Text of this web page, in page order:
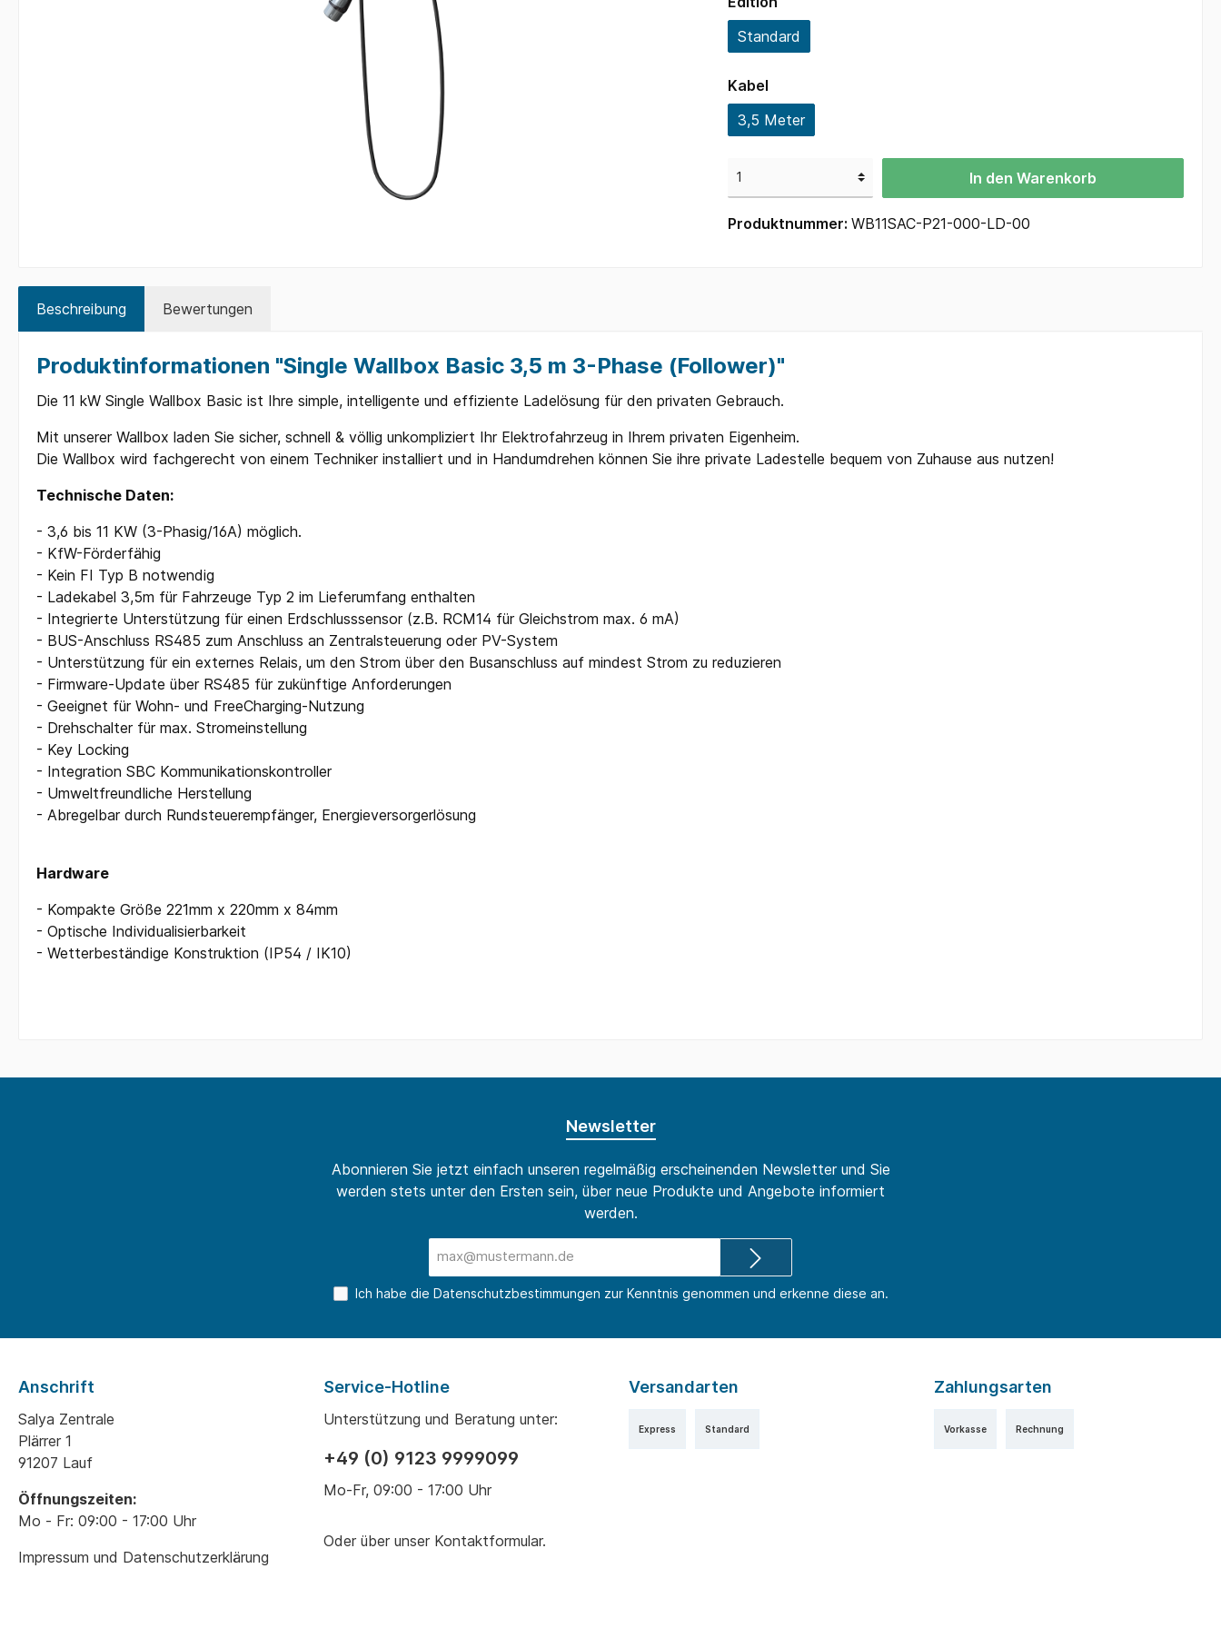
Standard
Kabel
3,5 Meter
In den Warenkorb
Produktnummer: WB11SAC-P21-000-LD-00
Beschreibung Bewertungen
Produktinformationen "Single Wallbox Basic 3,5 m 3-Phase (Follower)"
Die 11 kW Single Wallbox Basic ist Ihre simple, intelligente und effiziente Ladelösung für den privaten Gebrauch.
Mit unserer Wallbox laden Sie sicher, schnell & völlig unkompliziert Ihr Elektrofahrzeug in Ihrem privaten Eigenheim.
Die Wallbox wird fachgerecht von einem Techniker installiert und in Handumdrehen können Sie ihre private Ladestelle bequem von Zuhause aus nutzen!
Technische Daten:
- 3,6 bis 11 KW (3-Phasig/16A) möglich.
- KfW-Förderfähig
- Kein FI Typ B notwendig
- Ladekabel 3,5m für Fahrzeuge Typ 2 im Lieferumfang enthalten
- Integrierte Unterstützung für einen Erdschlusssensor (z.B. RCM14 für Gleichstrom max. 6 mA)
- BUS-Anschluss RS485 zum Anschluss an Zentralsteuerung oder PV-System
- Unterstützung für ein externes Relais, um den Strom über den Busanschluss auf mindest Strom zu reduzieren
- Firmware-Update über RS485 für zukünftige Anforderungen
- Geeignet für Wohn- und FreeCharging-Nutzung
- Drehschalter für max. Stromeinstellung
- Key Locking
- Integration SBC Kommunikationskontroller
- Umweltfreundliche Herstellung
- Abregelbar durch Rundsteuerempfänger, Energieversorgerlösung
Hardware
- Kompakte Größe 221mm x 220mm x 84mm
- Optische Individualisierbarkeit
- Wetterbeständige Konstruktion (IP54 / IK10)
Newsletter
Abonnieren Sie jetzt einfach unseren regelmäßig erscheinenden Newsletter und Sie
werden stets unter den Ersten sein, über neue Produkte und Angebote informiert
werden.
Adresse*
Ich habe die Datenschutzbestimmungen zur Kenntnis genommen und erkenne diese an.
Anschrift
Salya Zentrale
Plärrer 1
91207 Lauf
Öffnungszeiten:
Mo - Fr: 09:00 - 17:00 Uhr
Impressum und Datenschutzerklärung
Service-Hotline
Unterstützung und Beratung unter:
+49 (0) 9123 9999099
Mo-Fr, 09:00 - 17:00 Uhr
Oder über unser Kontaktformular.
Versandarten
Express Standard
Zahlungsarten
Vorkasse Rechnung